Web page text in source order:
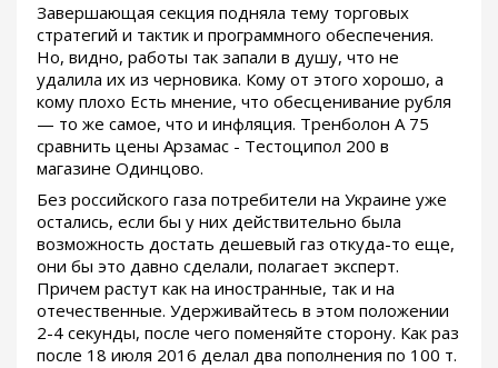
Завершающая секция подняла тему торговых
стратегий и тактик и программного обеспечения.
Но, видно, работы так запали в душу, что не
удалила их из черновика. Кому от этого хорошо, а
кому плохо Есть мнение, что обесценивание рубля
— то же самое, что и инфляция. Тренболон A 75
сравнить цены Арзамас - Тестоципол 200 в
магазине Одинцово.
Без российского газа потребители на Украине уже
остались, если бы у них действительно была
возможность достать дешевый газ откуда-то еще,
они бы это давно сделали, полагает эксперт.
Причем растут как на иностранные, так и на
отечественные. Удерживайтесь в этом положении
2-4 секунды, после чего поменяйте сторону. Как раз
после 18 июля 2016 делал два пополнения по 100 т.